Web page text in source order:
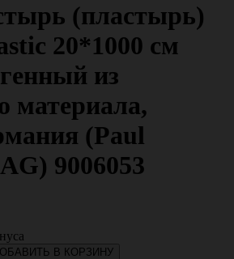
(пластырь)
20*1000 см
из
материала,
(Paul
9006053
В КОРЗИНУ